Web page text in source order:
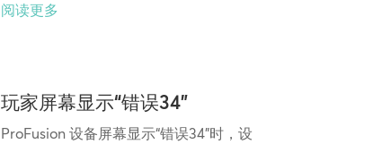
阅读更多
玩家屏幕显示“错误34”
ProFusion 设备屏幕显示“错误34”时，设